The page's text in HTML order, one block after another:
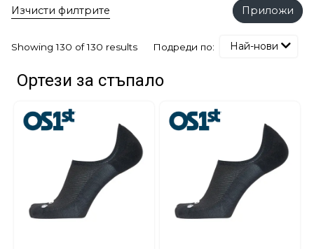
Изчисти филтрите Приложи
Showing 130 of 130 results Подреди по: Най-нови
Ортези за стъпало